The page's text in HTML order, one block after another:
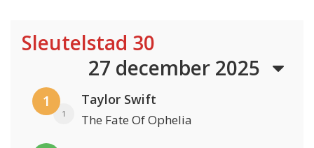
Sleutelstad 30
27 december 2025
1
1
Taylor Swift
The Fate Of Ophelia